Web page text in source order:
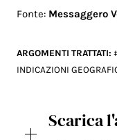
Fonte: Messaggero
ARGOMENTI TRATTATI:
INDICAZIONI
Scarica